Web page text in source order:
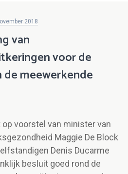
2018
van
voor de
meewerkende
voorstel van minister van
Maggie De Block
Denis Ducarme
besluit goed rond de